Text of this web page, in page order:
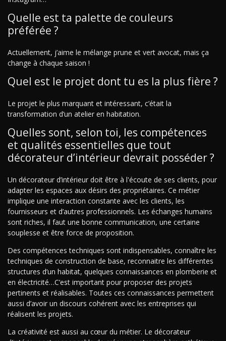
Quelle est ta palette de couleurs
préférée ?
Actuellement, j’aime le mélange prune et vert avocat, mais ça
change à chaque saison !
Quel est le projet dont tu es la plus fière ?
Le projet le plus marquant et intéressant, c’était la
transformation d’un atelier en habitation.
Quelles sont, selon toi, les compétences
et qualités essentielles que tout
décorateur d’intérieur devrait posséder ?
Un décorateur d’intérieur doit être à l'écoute de ses clients, pour
adapter les espaces aux désirs des propriétaires. Ce métier
implique une interaction constante avec les clients, les
fournisseurs et d’autres professionnels. Les échanges humains
sont riches, il faut une bonne communication, une certaine
souplesse et être force de proposition.
Des compétences techniques sont indispensables, connaître les
techniques de construction de base, reconnaitre les différentes
structures d’un habitat, quelques connaissances en plomberie et
en électricité…C’est important pour proposer des projets
pertinents et réalisables. Toutes ces connaissances permettent
aussi d’avoir un discours cohérent avec les entreprises qui
réalisent les projets.
La créativité est aussi au cœur du métier. Le décorateur